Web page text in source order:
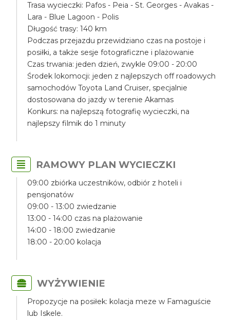
Trasa wycieczki: Pafos - Peia - St. Georges - Avakas -
Lara - Blue Lagoon - Polis
Długość trasy: 140 km
Podczas przejazdu przewidziano czas na postoje i
posiłki, a także sesje fotograficzne i plażowanie
Czas trwania: jeden dzień, zwykle 09:00 - 20:00
Środek lokomocji: jeden z najlepszych off roadowych
samochodów Toyota Land Cruiser, specjalnie
dostosowana do jazdy w terenie Akamas
Konkurs: na najlepszą fotografię wycieczki, na
najlepszy filmik do 1 minuty
RAMOWY PLAN WYCIECZKI
09:00 zbiórka uczestników, odbiór z hoteli i
pensjonatów
09:00 - 13:00 zwiedzanie
13:00 - 14:00 czas na plażowanie
14:00 - 18:00 zwiedzanie
18:00 - 20:00 kolacja
WYŻYWIENIE
Propozycje na posiłek: kolacja meze w Famaguście
lub Iskele.